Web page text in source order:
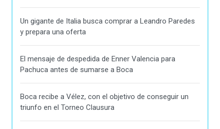
Un gigante de Italia busca comprar a Leandro Paredes
y prepara una oferta
El mensaje de despedida de Enner Valencia para
Pachuca antes de sumarse a Boca
Boca recibe a Vélez, con el objetivo de conseguir un
triunfo en el Torneo Clausura